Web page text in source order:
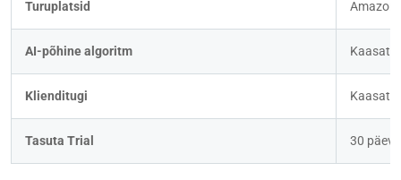
Turuplatsid Amazon
AI-põhine algoritm
Klienditugi
Tasuta Trial 30 päeva